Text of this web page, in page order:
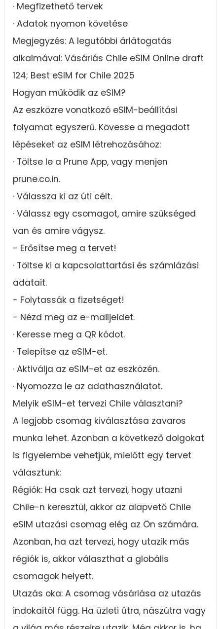
· Megfizethető tervek
· Adatok nyomon követése
Megjegyzés: A legutóbbi árlátogatás
alkalmával: Vásárlás Chile eSIM Online draft
124; Best eSIM for Chile 2025
Hogyan működik az eSIM?
Az eszközre vonatkozó eSIM-beállítási
folyamat egyszerű. Kövesse a megadott
lépéseket az eSIM létrehozásához:
· Töltse le a Prune App, vagy menjen
prune.co.in.
· Válassza ki az úti célt.
· Válassz egy csomagot, amire szükséged
van és amire vágysz.
- Erősítse meg a tervet!
· Töltse ki a kapcsolattartási és számlázási
adatait.
- Folytassák a fizetséget!
- Nézd meg az e-mailjeidet.
· Keresse meg a QR kódot.
· Telepítse az eSIM-et.
· Aktiválja az eSIM-et az eszközén.
· Nyomozza le az adathasználatot.
Melyik eSIM-et tervezi Chile választani?
A legjobb csomag kiválasztása zavaros
munka lehet. Azonban a következő dolgokat
is figyelembe vehetjük, mielőtt egy tervet
választunk:
Régiók: Ha csak azt tervezi, hogy utazni
Chile-n keresztül, akkor az alapvető Chile
eSIM utazási csomag elég az Ön számára.
Azonban, ha azt tervezi, hogy utazik más
régiók is, akkor választhat a globális
csomagok helyett.
Utazás oka: A csomag vásárlása az utazás
indokaitól függ. Ha üzleti útra, nászútra vagy